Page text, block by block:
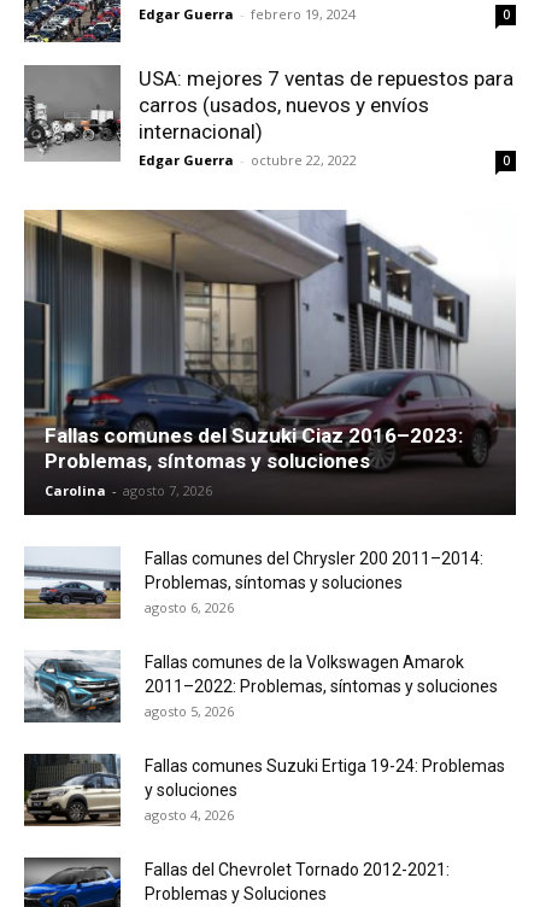
Edgar Guerra - febrero 19, 2024 0
USA: mejores 7 ventas de repuestos para
carros (usados, nuevos y envíos
internacional)
Edgar Guerra - octubre 22, 2022 0
Fallas comunes del Suzuki Ciaz 2016–2023:
Problemas, síntomas y soluciones
Carolina - agosto 7, 2026
Fallas comunes del Chrysler 200 2011–2014:
Problemas, síntomas y soluciones
agosto 6, 2026
Fallas comunes de la Volkswagen Amarok
2011–2022: Problemas, síntomas y soluciones
agosto 5, 2026
Fallas comunes Suzuki Ertiga 19-24: Problemas
y soluciones
agosto 4, 2026
Fallas del Chevrolet Tornado 2012-2021:
Problemas y Soluciones